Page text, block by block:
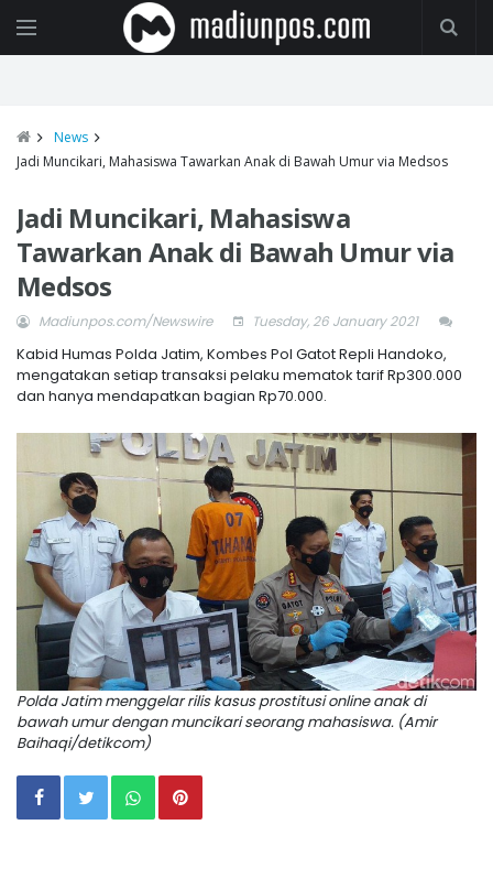
News
Jadi Muncikari, Mahasiswa Tawarkan Anak di Bawah Umur via Medsos
Jadi Muncikari, Mahasiswa
Tawarkan Anak di Bawah Umur via
Medsos
Madiunpos.com/Newswire Tuesday, 26 January 2021
Kabid Humas Polda Jatim, Kombes Pol Gatot Repli Handoko,
mengatakan setiap transaksi pelaku mematok tarif Rp300.000
dan hanya mendapatkan bagian Rp70.000.
Polda Jatim menggelar rilis kasus prostitusi online anak di
bawah umur dengan muncikari seorang mahasiswa. (Amir
Baihaqi/detikcom)